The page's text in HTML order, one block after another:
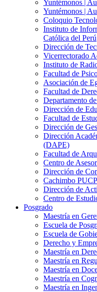
Yuntémonos |
Yuntémonos |
Coloquio
Instituto de
Católica del Perú
Dirección de
Vicerrectorado
Instituto de
Facultad de
Asociación de
Facultad de
Departamento
Dirección de
Facultad de
Dirección de
Dirección
(DAPE)
Facultad de
Centro de
Dirección de
Cachimbo
Dirección de
Centro de
Posgrado
Maestría en
Escuela de
Escuela de
Derecho y
Maestría en
Maestría en
Maestría en
Maestría en
Maestría en